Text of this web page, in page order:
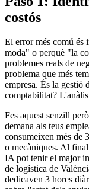
costós
El error més comú és
moda" o perquè "la
problemes reals de
problema que més
empresa. És la
comptabilitat?
Fes aquest senzill
demana als teus
consumeixen més de
o mecàniques. Al
IA pot tenir el major
de logística de
dedicaven 3 hores